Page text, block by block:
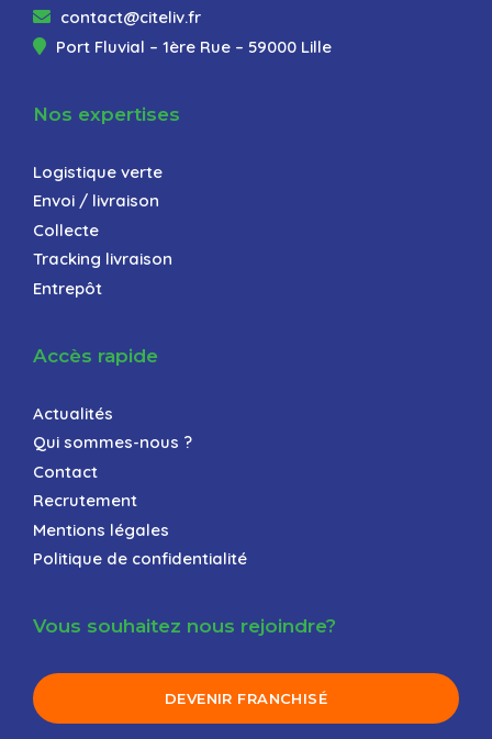
contact@citeliv.fr
Port Fluvial – 1ère Rue – 59000 Lille
Nos expertises
Logistique verte
Envoi / livraison
Collecte
Tracking livraison
Entrepôt
Accès rapide
Actualités
Qui sommes-nous ?
Contact
Recrutement
Mentions légales
Politique de confidentialité
Vous souhaitez nous rejoindre?
DEVENIR FRANCHISÉ